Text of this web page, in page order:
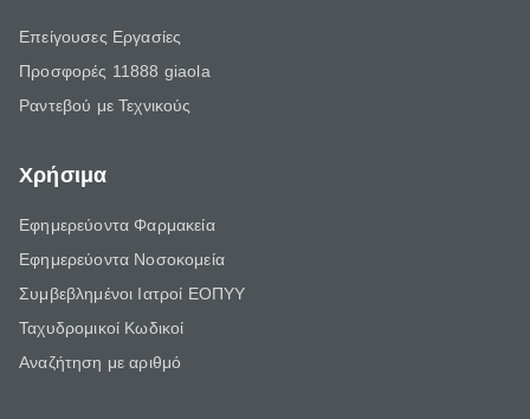
Επείγουσες Εργασίες
Προσφορές 11888 giaola
Ραντεβού με Τεχνικούς
Χρήσιμα
Εφημερεύοντα Φαρμακεία
Εφημερεύοντα Νοσοκομεία
Συμβεβλημένοι Ιατροί ΕΟΠΥΥ
Ταχυδρομικοί Κωδικοί
Αναζήτηση με αριθμό